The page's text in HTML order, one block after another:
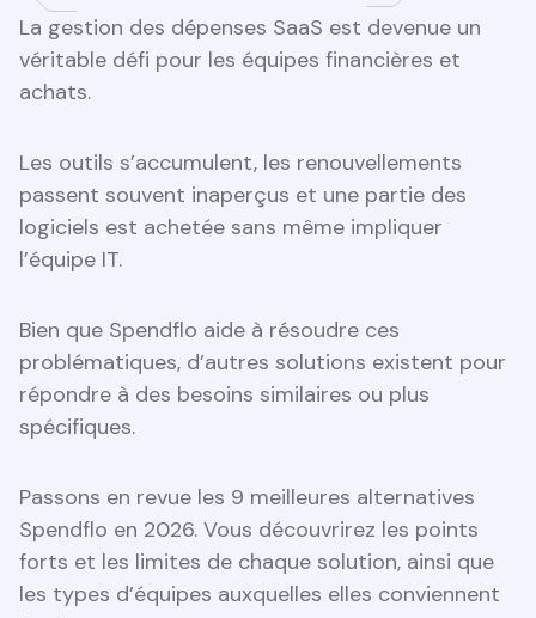
La gestion des dépenses SaaS est devenue un
véritable défi pour les équipes financières et
achats.
Les outils s’accumulent, les renouvellements
passent souvent inaperçus et une partie des
logiciels est achetée sans même impliquer
l’équipe IT.
Bien que Spendflo aide à résoudre ces
problématiques, d’autres solutions existent pour
répondre à des besoins similaires ou plus
spécifiques.
Passons en revue les 9 meilleures alternatives
Spendflo en 2026. Vous découvrirez les points
forts et les limites de chaque solution, ainsi que
les types d’équipes auxquelles elles conviennent